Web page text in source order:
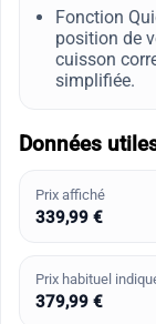
Fonction
position de
cuisson
simplifiée.
Données
Prix affiché
339,99 €
Prix habituel
379,99 €